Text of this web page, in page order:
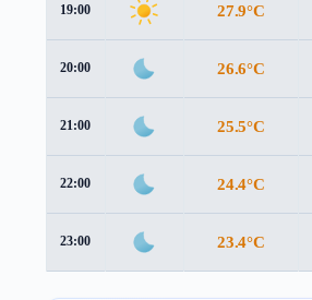
19:00 27.9°C
20:00 26.6°C
21:00 25.5°C
22:00 24.4°C
23:00 23.4°C